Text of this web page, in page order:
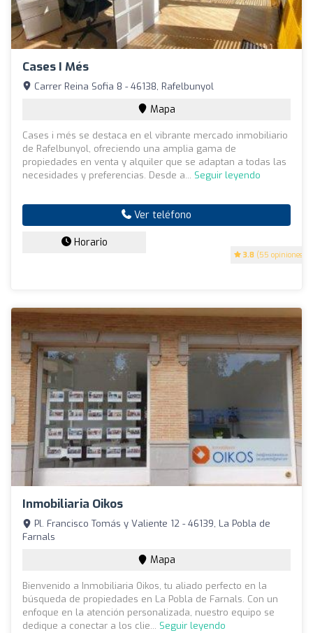
Cases I Més
3.8 (55 opiniones)
Carrer Reina Sofia 8 - 46138, Rafelbunyol
Mapa
Cases i més se destaca en el vibrante mercado inmobiliario
de Rafelbunyol, ofreciendo una amplia gama de
propiedades en venta y alquiler que se adaptan a todas las
necesidades y preferencias. Desde a... Seguir leyendo
Ver teléfono
Horario
Inmobiliaria Oikos
Pl. Francisco Tomás y Valiente 12 - 46139, La Pobla de
Farnals
Mapa
Bienvenido a Inmobiliaria Oikos, tu aliado perfecto en la
búsqueda de propiedades en La Pobla de Farnals. Con un
enfoque en la atención personalizada, nuestro equipo se
dedique a conectar a los clie... Seguir leyendo